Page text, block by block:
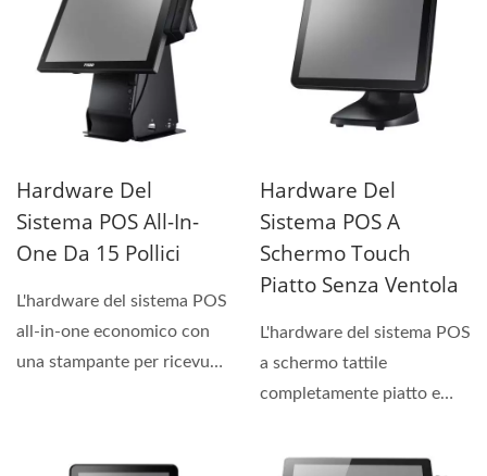
Hardware Del
Sistema POS All-In-
One Da 15 Pollici
L'hardware del sistema POS
all-in-one economico con
una stampante per ricevute
Hardware Del
Sistema POS A
Schermo Touch
Piatto Senza Ventola
L'hardware del sistema POS
a schermo tattile
completamente piatto e
meccanismo...